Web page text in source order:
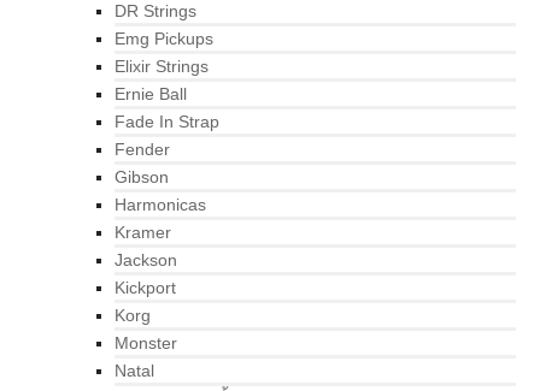
DR Strings
Emg Pickups
Elixir Strings
Ernie Ball
Fade In Strap
Fender
Gibson
Harmonicas
Kramer
Jackson
Kickport
Korg
Monster
Natal